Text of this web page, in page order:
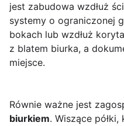
jest zabudowa wzdłuż
systemy o ograniczonej
bokach lub wzdłuż
z blatem biurka, a
miejsce.
Równie ważne jest
biurkiem. Wiszące